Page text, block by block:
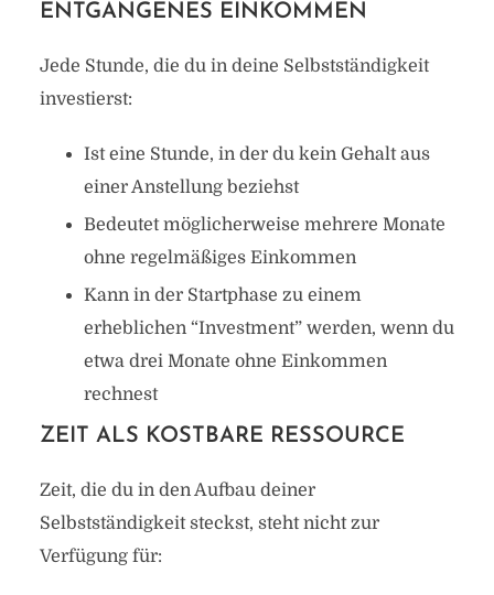
ENTGANGENES EINKOMMEN
Jede Stunde, die du in deine Selbstständigkeit
investierst:
Ist eine Stunde, in der du kein Gehalt aus
einer Anstellung beziehst
Bedeutet möglicherweise mehrere Monate
ohne regelmäßiges Einkommen
Kann in der Startphase zu einem
erheblichen “Investment” werden, wenn du
etwa drei Monate ohne Einkommen
rechnest
ZEIT ALS KOSTBARE RESSOURCE
Zeit, die du in den Aufbau deiner
Selbstständigkeit steckst, steht nicht zur
Verfügung für: